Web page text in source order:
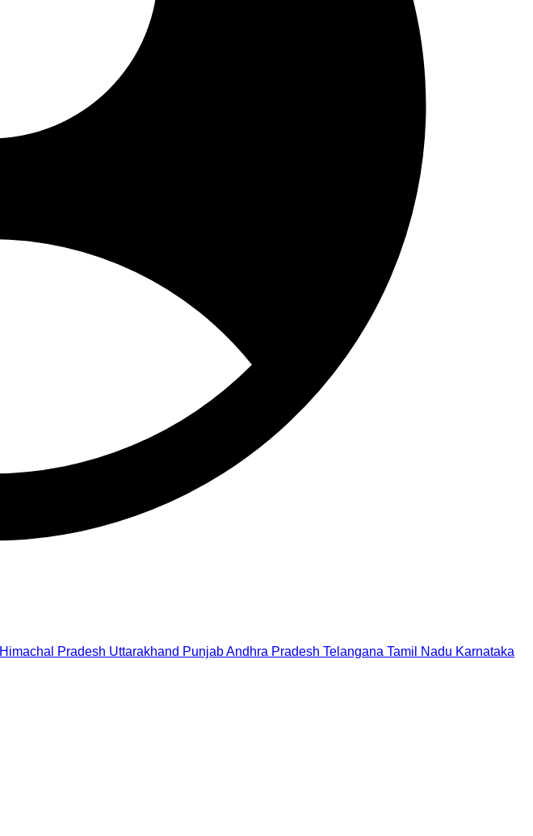
Himachal Pradesh Uttarakhand PunjabAndhra Pradesh Telangana Tamil Nadu Karnataka